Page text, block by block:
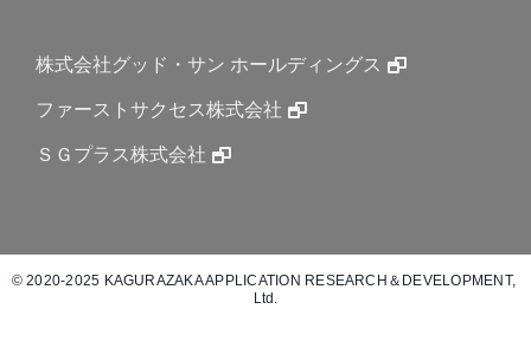
株式会社グッド・サン ホールディングス
ファーストサクセス株式会社
ＳＧプラス株式会社
© 2020-2025 KAGURAZAKA APPLICATION RESEARCH＆DEVELOPMENT,
Ltd.